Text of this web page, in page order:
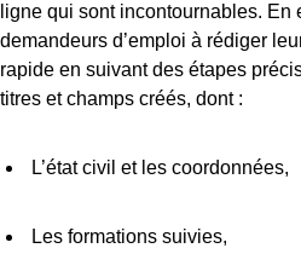
ligne qui sont incontournables. En
demandeurs d’emploi à rédiger
rapide en suivant des étapes
titres et champs créés, dont :
L’état civil et les coordonnées,
Les formations suivies,